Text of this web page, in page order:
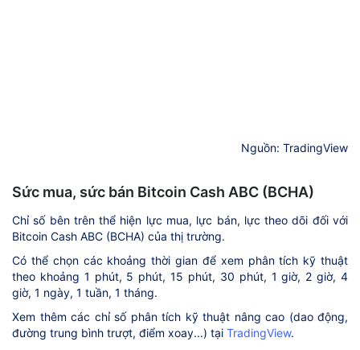
Nguồn: TradingView
Sức mua, sức bán Bitcoin Cash ABC (BCHA)
Chỉ số bên trên thể hiện lực mua, lực bán, lực theo dõi đối với
Bitcoin Cash ABC (BCHA) của thị trường.
Có thể chọn các khoảng thời gian để xem phân tích kỹ thuật
theo khoảng 1 phút, 5 phút, 15 phút, 30 phút, 1 giờ, 2 giờ, 4
giờ, 1 ngày, 1 tuần, 1 tháng.
Xem thêm các chỉ số phân tích kỹ thuật nâng cao (dao động,
đường trung bình trượt, điểm xoay...) tại TradingView.